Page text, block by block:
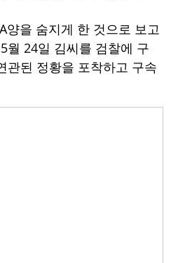
양을 숨지게 한 것으로 보고
월 24일 김씨를 검찰에 구
관된 정황을 포착하고 구속